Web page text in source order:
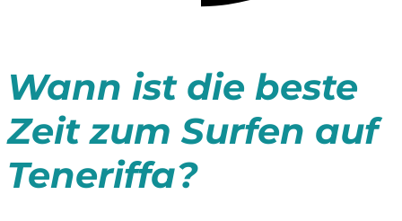
Wann ist die beste
Zeit zum Surfen auf
Teneriffa?